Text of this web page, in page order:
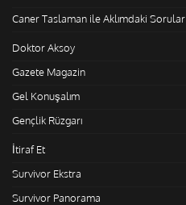
Caner Taslaman ile Aklımdaki Sorular
Doktor Aksoy
Gazete Magazin
Gel Konuşalım
Gençlik Rüzgarı
İtiraf Et
Survivor Ekstra
Survivor Panorama